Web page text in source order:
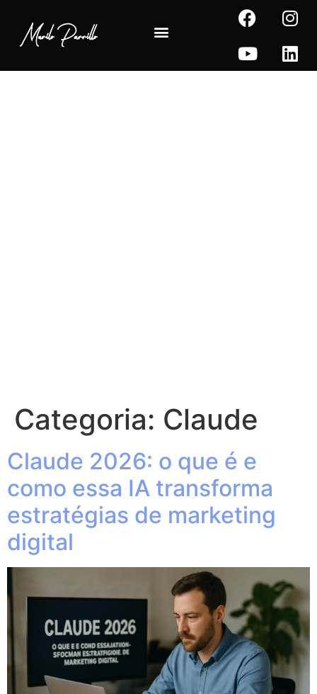
Categoria: Claude
Claude 2026: o que é e
como essa IA transforma
estratégias de marketing
digital